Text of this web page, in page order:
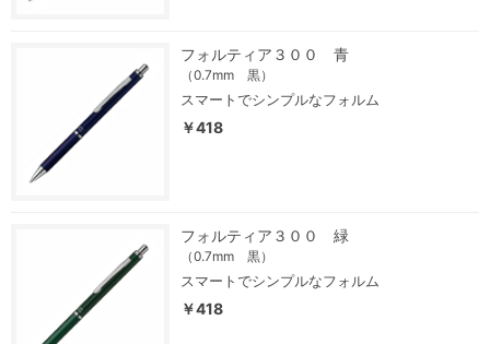
フォルティア３００ 青
（0.7mm 黒）
スマートでシンプルなフォルム
￥418
フォルティア３００ 緑
（0.7mm 黒）
スマートでシンプルなフォルム
￥418